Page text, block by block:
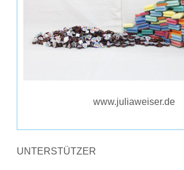
www.juliaweiser.de
UNTERSTÜTZER